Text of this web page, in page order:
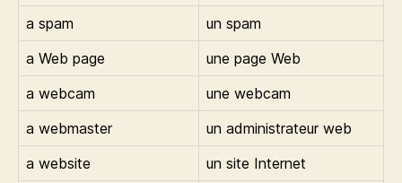
a spam
un spam
a Web page
une page Web
a webcam
une webcam
a webmaster
un administrateur web
a website
un site Internet